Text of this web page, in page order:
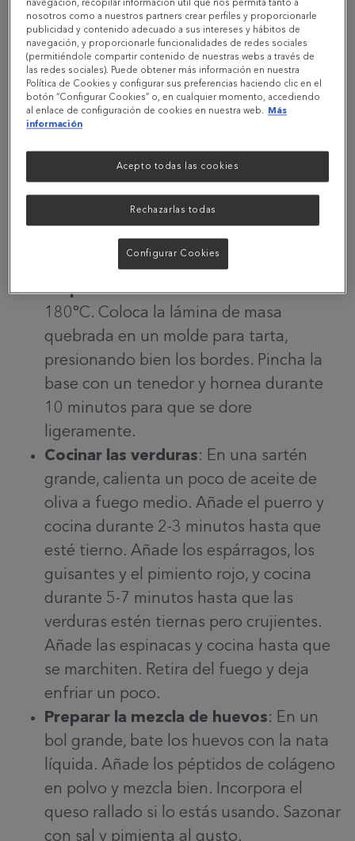
3 huevos
200 ml de nata líquida (puede ser baja
en grasa)
1 cucharada de péptidos de colágeno en
polvo
Sal y pimienta al gusto
Aceite de oliva virgen extra
Preparación de la tarta de verduras paso a paso:
Preparar la masa: Precalienta el horno a
180°C. Coloca la lámina de masa
quebrada en un molde para tarta,
presionando bien los bordes. Pincha la
base con un tenedor y hornea durante
10 minutos para que se dore
ligeramente.
Cocinar las verduras: En una sartén
grande, calienta un poco de aceite de
oliva a fuego medio. Añade el puerro y
cocina durante 2-3 minutos hasta que
esté tierno. Añade los espárragos, los
guisantes y el pimiento rojo, y cocina
durante 5-7 minutos hasta que las
verduras estén tiernas pero crujientes.
Añade las espinacas y cocina hasta que
se marchiten. Retira del fuego y deja
enfriar un poco.
Preparar la mezcla de huevos: En un
bol grande, bate los huevos con la nata
líquida. Añade los péptidos de colágeno
en polvo y mezcla bien. Incorpora el
queso rallado si lo estás usando. Sazonar
con sal y pimienta al gusto.
navegación, recopilar información útil que nos permita tanto a
nosotros como a nuestros partners crear perfiles y proporcionarle
publicidad y contenido adecuado a sus intereses y hábitos de
navegación, y proporcionarle funcionalidades de redes sociales
(permitiéndole compartir contenido de nuestras webs a través de
las redes sociales). Puede obtener más información en nuestra
Política de Cookies y configurar sus preferencias haciendo clic en el
botón “Configurar Cookies” o, en cualquier momento, accediendo
al enlace de configuración de cookies en nuestra web. Más
información
Rechazarlas todas
Acepto todas las cookies
Configurar Cookies